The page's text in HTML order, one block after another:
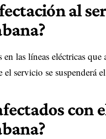
al
las líneas eléctricas que
el servicio se suspenderá
con